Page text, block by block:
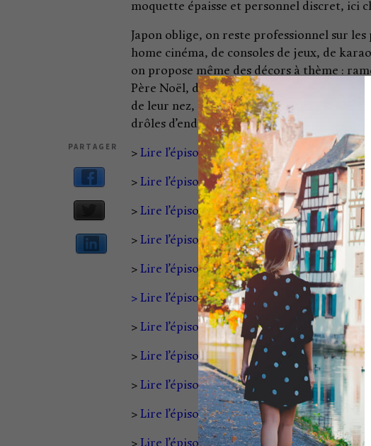
PARTAGER
moquette épaisse et personnel discret, ici
Japon oblige, on reste professionnel sur
home cinéma, de consoles de jeux, de
on propose même des décors à thème :
Père Noël, de quoi combler tous les
de leur nez, on peut imaginer que certains
drôles d’endroits à la nuit tombée …
> Lire l’épisode 1
> Lire l’épisode 2
> Lire l’épisode 3
> Lire l’épisode 4
> Lire l’épisode 5
> Lire l’épisode 6
> Lire l’épisode 7
> Lire l’épisode 8
> Lire l’épisode 9
> Lire l’épisode 10
> Lire l’épisode 11